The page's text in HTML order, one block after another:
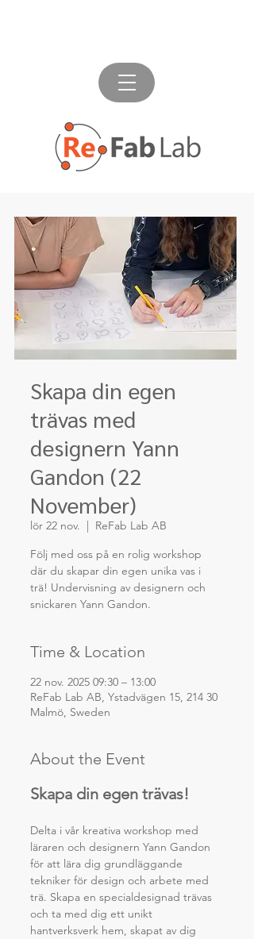
Skapa din egen
trävas med
designern Yann
Gandon (22
November)
lör 22 nov.
  |
ReFab Lab AB
Följ med oss på en rolig workshop
där du skapar din egen unika vas i
trä! Undervisning av designern och
snickaren Yann Gandon.
Time & Location
22 nov. 2025 09:30 – 13:00
ReFab Lab AB, Ystadvägen 15, 214 30
Malmö, Sweden
About the Event
Skapa din egen trävas!
Delta i vår kreativa workshop med
läraren och designern Yann Gandon
för att lära dig grundläggande
tekniker för design och arbete med
trä. Skapa en specialdesignad trävas
och ta med dig ett unikt
hantverksverk hem, skapat av dig